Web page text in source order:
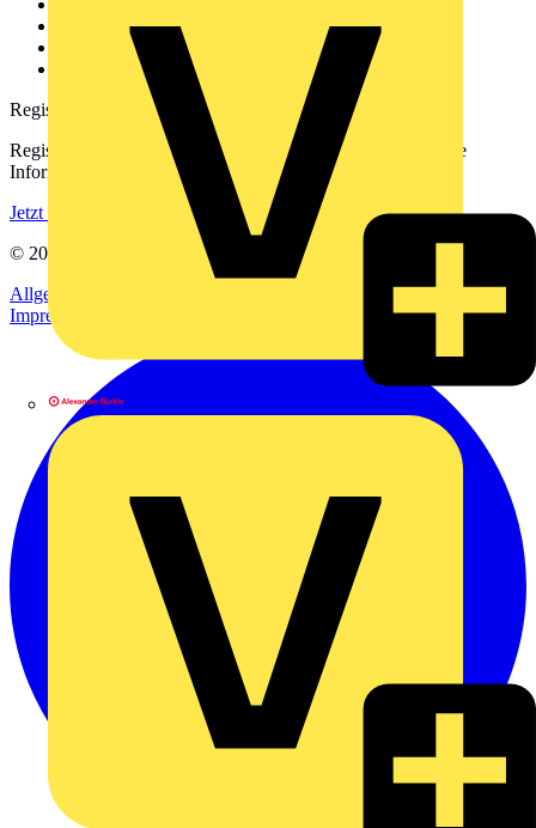
Downloadbereich (PDFs)
Häufig gestellte Fragen
voltimum.com
Registrierung
Registrieren Sie sich kostenlos und erhalten Sie stets aktuelle
Informationen aus der Elektroindustrie.
Jetzt registrieren
© 2002-
Allgemeine Geschäftsbedingungen
Datenschutzerklärung
Impressum